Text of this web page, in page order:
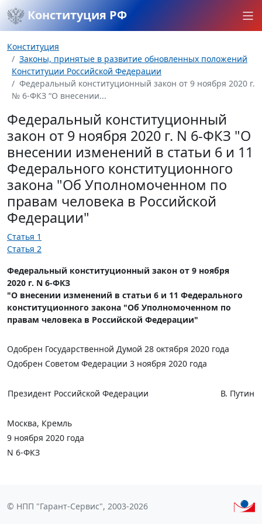
Конституция РФ
Конституция
Законы, принятые в развитие обновленных положений
Конституции Российской Федерации
Федеральный конституционный закон от 9 ноября 2020 г.
№ 6-ФКЗ “О внесении...
Федеральный конституционный
закон от 9 ноября 2020 г. N 6-ФКЗ "О
внесении изменений в статьи 6 и 11
Федерального конституционного
закона "Об Уполномоченном по
правам человека в Российской
Федерации"
Статья 1
Статья 2
Федеральный конституционный закон от 9 ноября
2020 г. N 6-ФКЗ
"О внесении изменений в статьи 6 и 11 Федерального
конституционного закона "Об Уполномоченном по
правам человека в Российской Федерации"
Одобрен Государственной Думой 28 октября 2020 года
Одобрен Советом Федерации 3 ноября 2020 года
Президент Российской Федерации В. Путин
Москва, Кремль
9 ноября 2020 года
N 6-ФКЗ
© НПП "Гарант-Сервис", 2003-2026